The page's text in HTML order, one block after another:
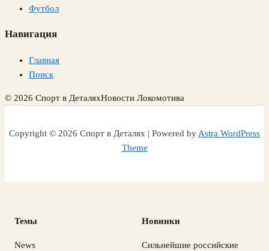
Футбол
Навигация
Главная
Поиск
© 2026 Спорт в ДеталяхНовости Локомотива
Copyright © 2026 Спорт в Деталях | Powered byAstra WordPress
Theme
Темы
News
Новинки
Сильнейшие российские